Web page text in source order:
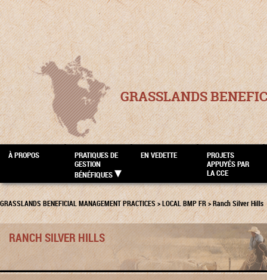
GRASSLANDS
À PROPOS
PRATIQUES DE
GESTION
BÉNÉFIQUES
EN VEDETTE
PROJETS
APPUYÉS PAR
LA CCE
GRASSLANDS BENEFICIAL MANAGEMENT PRACTICES>LOCAL BMP FR>Ranch Silver Hills
RANCH SILVER HILLS